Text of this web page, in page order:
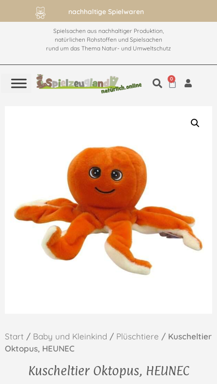
ab 60€ versandkostenfrei
Spielsachen aus nachhaltiger Produktion,
natürlichen Rohstoffen und Spielsachen
rund um das Thema Natur- und Umweltschutz
0
Start / Baby und Kleinkind / Plüschtiere / Kuscheltier
Oktopus, HEUNEC
Kuscheltier Oktopus, HEUNEC